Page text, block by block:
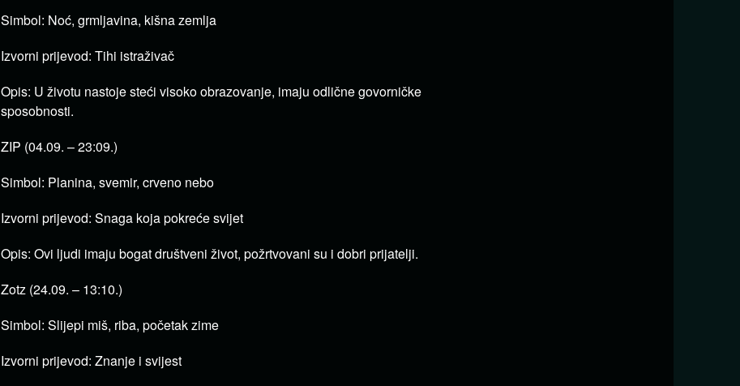
Simbol: Noć, grmljavina, kišna zemlja
Izvorni prijevod: Tihi istraživač
Opis: U životu nastoje steći visoko obrazovanje, imaju odlične govorničke
sposobnosti.
ZIP (04.09. – 23:09.)
Simbol: Planina, svemir, crveno nebo
Izvorni prijevod: Snaga koja pokreće svijet
Opis: Ovi ljudi imaju bogat društveni život, požrtvovani su i dobri prijatelji.
Zotz (24.09. – 13:10.)
Simbol: Slijepi miš, riba, početak zime
Izvorni prijevod: Znanje i svijest